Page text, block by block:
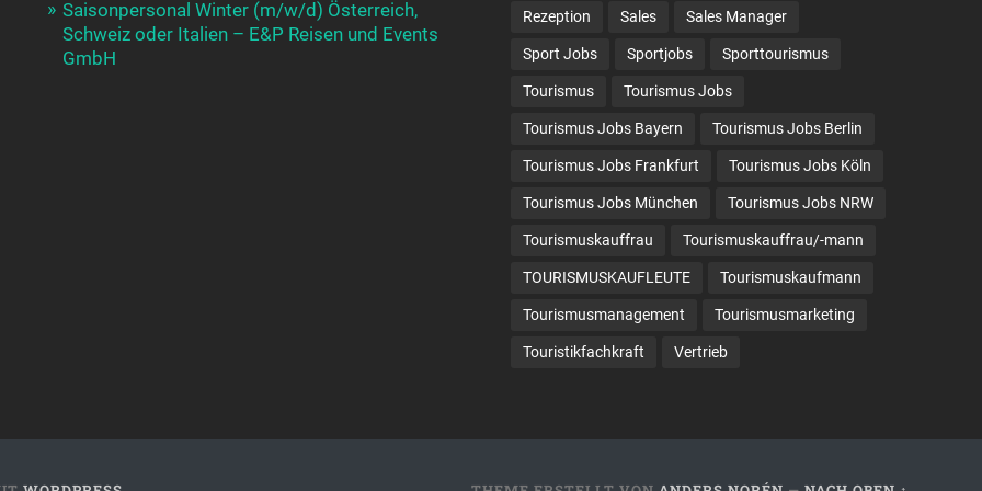
Saisonpersonal Winter (m/w/d) Österreich,
Schweiz oder Italien – E&P Reisen und Events
GmbH
Rezeption Sales Sales Manager
Sport Jobs Sportjobs Sporttourismus
Tourismus Tourismus Jobs
Tourismus Jobs Bayern Tourismus Jobs Berlin
Tourismus Jobs Frankfurt Tourismus Jobs Köln
Tourismus Jobs München Tourismus Jobs NRW
Tourismuskauffrau Tourismuskauffrau/-mann
TOURISMUSKAUFLEUTE Tourismuskaufmann
Tourismusmanagement Tourismusmarketing
Touristikfachkraft Vertrieb